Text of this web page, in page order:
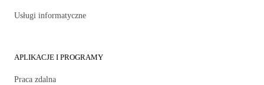
Usługi informatyczne
APLIKACJE I PROGRAMY
Praca zdalna